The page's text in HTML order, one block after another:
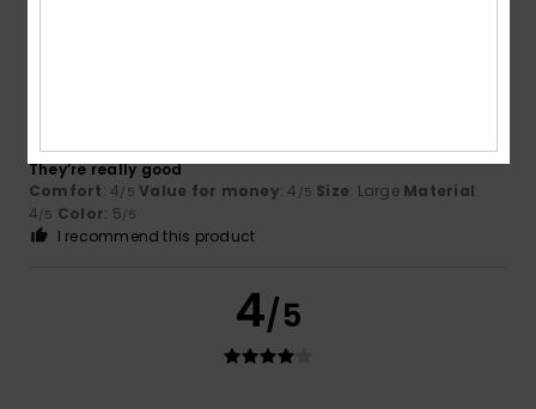
Andrea11. kesäkuuta 2026
Verified purchase
They’re really good
Comfort: 4/5 Value for money: 4 /5 Size: Large Material:
4/5 Color: 5/5
I recommend this product
4/5